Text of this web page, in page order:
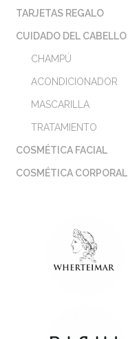
TARJETAS REGALO
CUIDADO DEL CABELLO
CHAMPÚ
ACONDICIONADOR
MASCARILLA
TRATAMIENTO
COSMÉTICA FACIAL
COSMÉTICA CORPORAL